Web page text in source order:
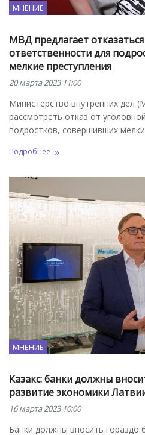
МНЕНИЕ
МВД предлагает
ответственности для
мелкие преступления
20 марта 2023 11:00
Министерство внутренних дел
рассмотреть отказ от
подростков, совершивших
Подробнее
МНЕНИЕ
Казакс: банки должны
развитие экономики
16 марта 2023 10:00
Банки должны вносить гораздо